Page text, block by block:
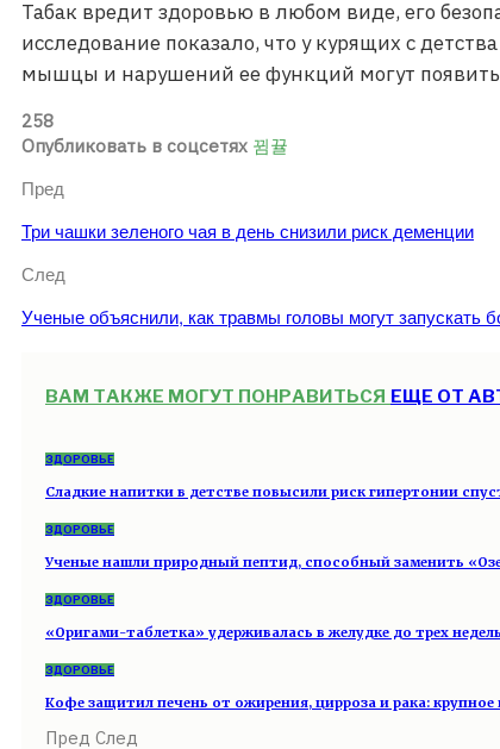
Табак вредит здоровью в любом виде, его
исследование показало, что у курящих с
мышцы и нарушений ее функций могут
258
Опубликовать в соцсетях
Пред
Три чашки зеленого чая в день снизили риск деменции
След
Ученые объяснили, как травмы головы могут запускать
ВАМ ТАКЖЕ МОГУТ ПОНРАВИТЬСЯ ЕЩЕ ОТ
ЗДОРОВЬЕ
Сладкие напитки в детстве повысили риск гипертонии
ЗДОРОВЬЕ
Ученые нашли природный пептид, способный заменить
ЗДОРОВЬЕ
«Оригами-таблетка» удерживалась в желудке до трех недель
ЗДОРОВЬЕ
Кофе защитил печень от ожирения, цирроза и рака:
Пред След